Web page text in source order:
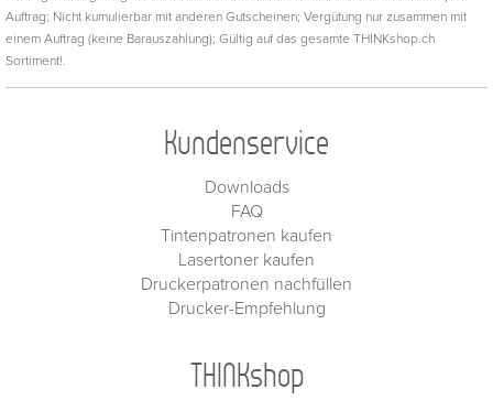
Auftrag; Nicht kumulierbar mit anderen Gutscheinen; Vergütung nur zusammen mit
einem Auftrag (keine Barauszahlung); Gültig auf das gesamte THINKshop.ch
Sortiment!.
Kundenservice
Downloads
FAQ
Tintenpatronen kaufen
Lasertoner kaufen
Druckerpatronen nachfüllen
Drucker-Empfehlung
THINKshop